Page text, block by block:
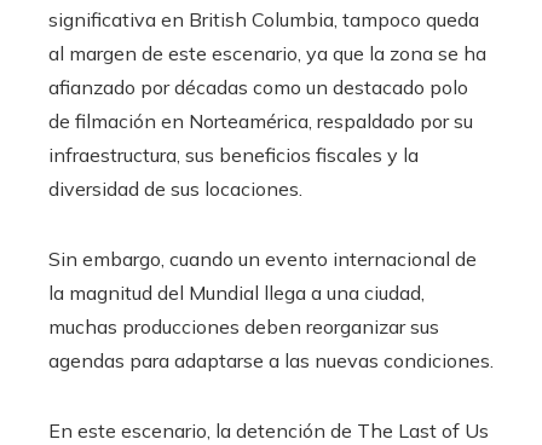
significativa en British Columbia, tampoco queda
al margen de este escenario, ya que la zona se ha
afianzado por décadas como un destacado polo
de filmación en Norteamérica, respaldado por su
infraestructura, sus beneficios fiscales y la
diversidad de sus locaciones.
Sin embargo, cuando un evento internacional de
la magnitud del Mundial llega a una ciudad,
muchas producciones deben reorganizar sus
agendas para adaptarse a las nuevas condiciones.
En este escenario, la detención de The Last of Us